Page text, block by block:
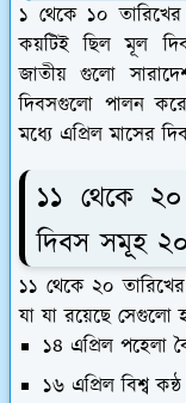
১ থেকে ১০
কয়টিই ছিল মূল
জাতীয় গুলো
দিবসগুলো পালন
মধ্যে এপ্রিল মাসের
১১ থেকে ২০
দিবস সমূহ
১১ থেকে ২০
যা যা রয়েছে সেগুলো
১৪ এপ্রিল পহেলা
১৬ এপ্রিল বিশ্ব